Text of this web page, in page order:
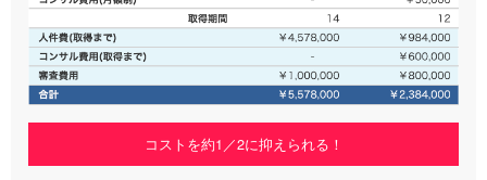
コストを約1／2に抑えられる！